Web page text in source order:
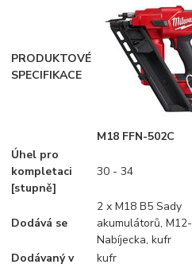
PRODUKTOVÉ
SPECIFIKACE
M18 FFN-502C
Úhel pro
kompletaci
[stupně]
30 - 34
Dodává se
2 x M18 B5 Sady
akumulátorů,
Nabíjecka, kufr
Dodávaný v kufr